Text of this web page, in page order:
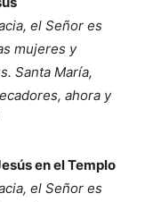
el Señor es
mujeres y
Santa María,
ahora y
en el Templo
el Señor es